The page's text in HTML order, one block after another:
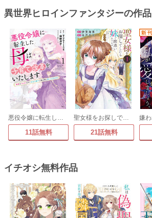
異世界ヒロインファンタジーの作品
悪役令嬢に転生した母は子育て改革をいたします ～結婚はうんざりなので王太子殿下は聖女様に差し上げますね～
11話無料
聖女様をお探しでしたら妹で間違いありません。さあどうぞお連れください、今すぐ。
21話無料
イチオシ無料作品